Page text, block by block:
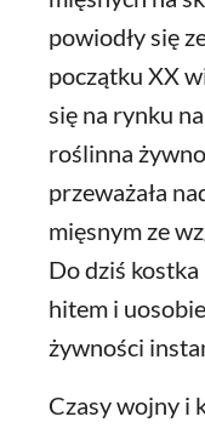
powiodły się
początku XX
się na rynku
roślinna
przeważała
mięsnym ze
Do dziś
hitem i
żywności
Czasy wojny i